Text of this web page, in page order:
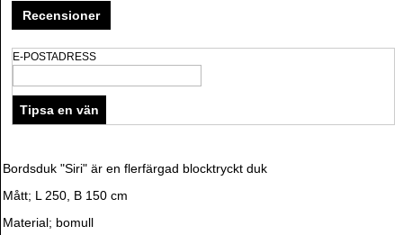
Recensioner
E-POSTADRESS
Bordsduk "Siri" är en flerfärgad blocktryckt duk
Mått; L 250, B 150 cm
Material; bomull